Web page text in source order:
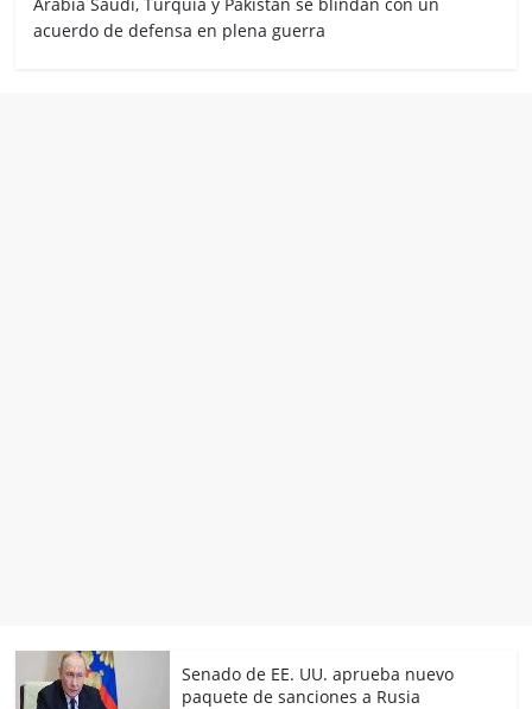
acuerdo de defensa en plena guerra
Senado de EE. UU. aprueba nuevo
paquete de sanciones a Rusia